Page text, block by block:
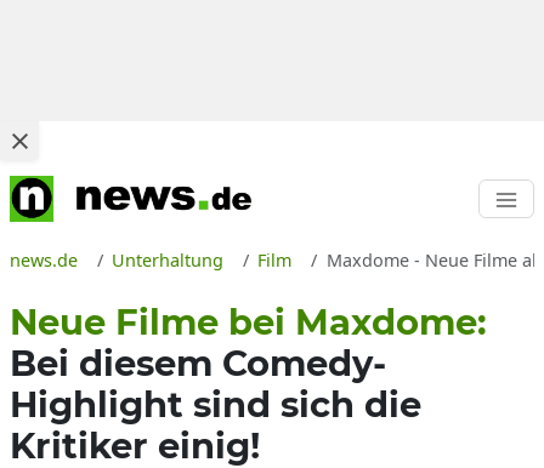
news.de Unterhaltung Film Maxdome - Neue Filme
Neue Filme bei Maxdome:
Bei diesem Comedy-
Highlight sind sich die
Kritiker einig!